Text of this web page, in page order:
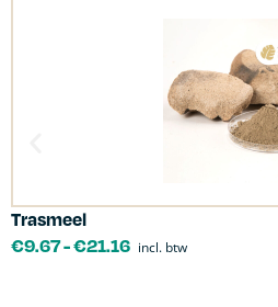
Trasmeel
€9.67-€21.16 incl. btw